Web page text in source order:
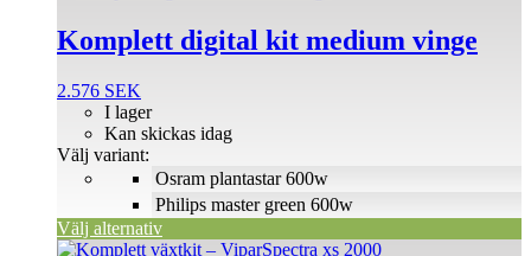
Komplett digital kit medium vinge
2.576 SEK
Osram plantastar 600w
Philips master green 600w
I lager
Kan skickas idag
Välj variant:
Välj alternativ
produkten
har
varianter.
olika
alternativen
på
produktsidan